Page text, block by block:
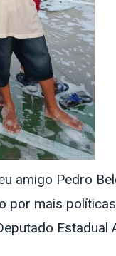
amigo Pedro
por mais
Estadual